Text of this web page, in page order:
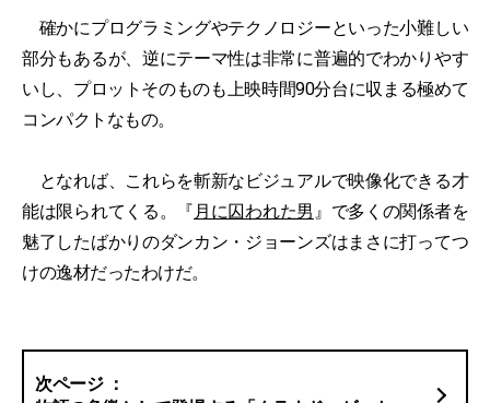
確かにプログラミングやテクノロジーといった小難しい
部分もあるが、逆にテーマ性は非常に普遍的でわかりやす
いし、プロットそのものも上映時間90分台に収まる極めて
コンパクトなもの。
となれば、これらを斬新なビジュアルで映像化できる才
能は限られてくる。『月に囚われた男 』で多くの関係者を
魅了したばかりのダンカン・ジョーンズはまさに打ってつ
けの逸材だったわけだ。